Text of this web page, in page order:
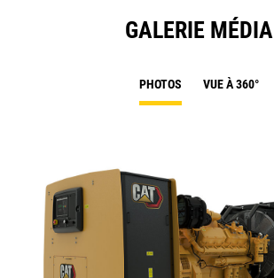
GALERIE MÉDIA
PHOTOS VUE À 360°